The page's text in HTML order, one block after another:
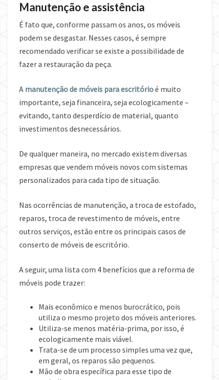
Manutenção e assistência
É fato que, conforme passam os anos, os móveis
podem se desgastar. Nesses casos, é sempre
recomendado verificar se existe a possibilidade de
fazer a restauração da peça.
A manutenção de móveis para escritórioé muito
importante, seja financeira, seja ecologicamente –
evitando, tanto desperdício de material, quanto
investimentos desnecessários.
De qualquer maneira, no mercado existem diversas
empresas que vendem móveis novos com sistemas
personalizados para cada tipo de situação.
Nas ocorrências de manutenção, a troca de estofado,
reparos, troca de revestimento de móveis, entre
outros serviços, estão entre os principais casos de
conserto de móveis de escritório.
A seguir, uma lista com 4 benefícios que a reforma de
móveis pode trazer:
Mais econômico e menos burocrático, pois
utiliza o mesmo projeto dos móveis anteriores.
Utiliza-se menos matéria-prima, por isso, é
ecologicamente mais viável.
Trata-se de um processo simples uma vez que,
em geral, os reparos são pequenos.
Mão de obra específica para esse tipo de